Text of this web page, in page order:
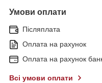
Умови оплати
Післяплата
Оплата на рахунок
Оплата на рахунок
Всі умови оплати